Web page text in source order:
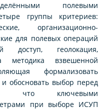
полевыми
группы критериев:
организационно-
для полевых операций
доступ, геолокация,
методика взвешенной
формализовать
обосновать выбор перед
что ключевыми
при выборе ИСУП